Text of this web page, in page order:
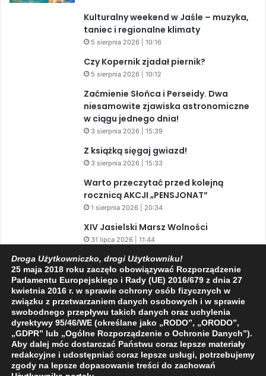
Kulturalny weekend w Jaśle – muzyka,
taniec i regionalne klimaty
5 sierpnia 2026 | 10:16
Czy Kopernik zjadał piernik?
5 sierpnia 2026 | 10:12
Zaćmienie Słońca i Perseidy. Dwa
niesamowite zjawiska astronomiczne
w ciągu jednego dnia!
3 sierpnia 2026 | 15:39
Z książką sięgaj gwiazd!
3 sierpnia 2026 | 15:33
Warto przeczytać przed kolejną
rocznicą AKCJI „PENSJONAT”
1 sierpnia 2026 | 20:34
XIV Jasielski Marsz Wolności
31 lipca 2026 | 11:44
Włamywał się, kradł i niszczył
samochody
31 lipca 2026 | 08:35
Facebook
X YouTube
Droga Użytkowniczko, drogi Użytkowniku!
25 maja 2018 roku zaczęło obowiązywać Rozporządzenie
Parlamentu Europejskiego i Rady (UE) 2016/679 z dnia 27
kwietnia 2016 r. w sprawie ochrony osób fizycznych w
związku z przetwarzaniem danych osobowych i w sprawie
swobodnego przepływu takich danych oraz uchylenia
dyrektywy 95/46/WE (określane jako „RODO”, „ORODO”,
„GDPR” lub „Ogólne Rozporządzenie o Ochronie Danych”).
Aby dalej móc dostarczać Państwu coraz lepsze materiały
redakcyjne i udostępniać coraz lepsze usługi, potrzebujemy
zgody na lepsze dopasowanie treści do zachowań